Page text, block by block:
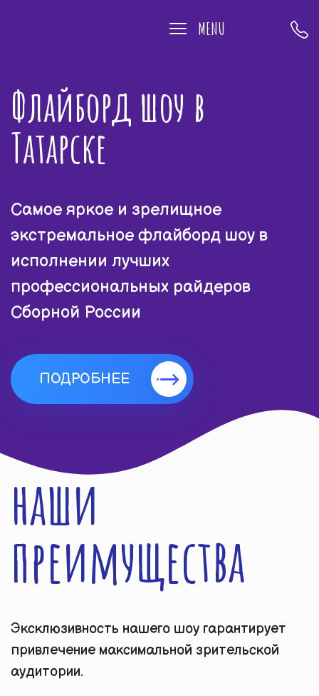
MENU
Флайборд шоу в
Татарске
Самое яркое и зрелищное
экстремальное флайборд шоу в
исполнении лучших
профессиональных райдеров
Сборной России
ПОДРОБНЕЕ
наши
преимущества
Эксклюзивность нашего шоу гарантирует
привлечение максимальной зрительской
аудитории.